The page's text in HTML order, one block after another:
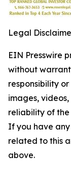
Legal
EIN Presswire
without
responsibility
images,
reliability of
If you have
related to this
above.